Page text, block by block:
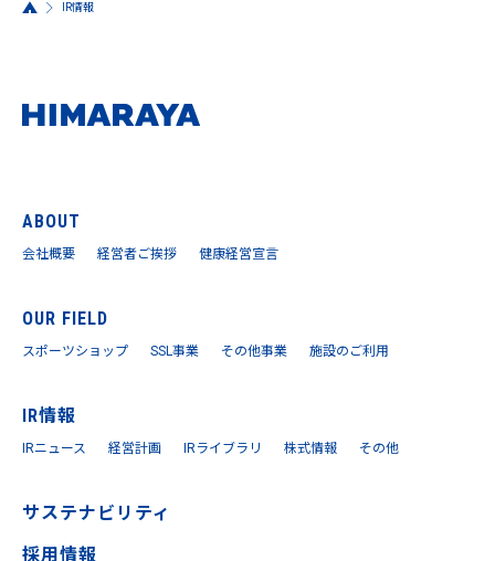
IR情報
ABOUT
会社概要 経営者ご挨拶 健康経営宣言
OUR FIELD
スポーツショップ SSL事業 その他事業 施設のご利用
IR情報
IRニュース 経営計画 IRライブラリ 株式情報 その他
サステナビリティ
採用情報